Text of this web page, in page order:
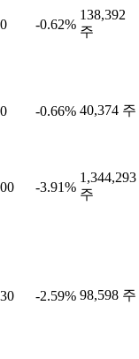
-0.62%
138,392
주
-0.66% 40,374 주
-3.91%
1,344,293
주
-2.59% 98,598 주